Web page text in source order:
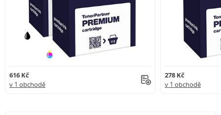
616 Kč
v 1 obchodě
278 Kč
v 1 obchodě